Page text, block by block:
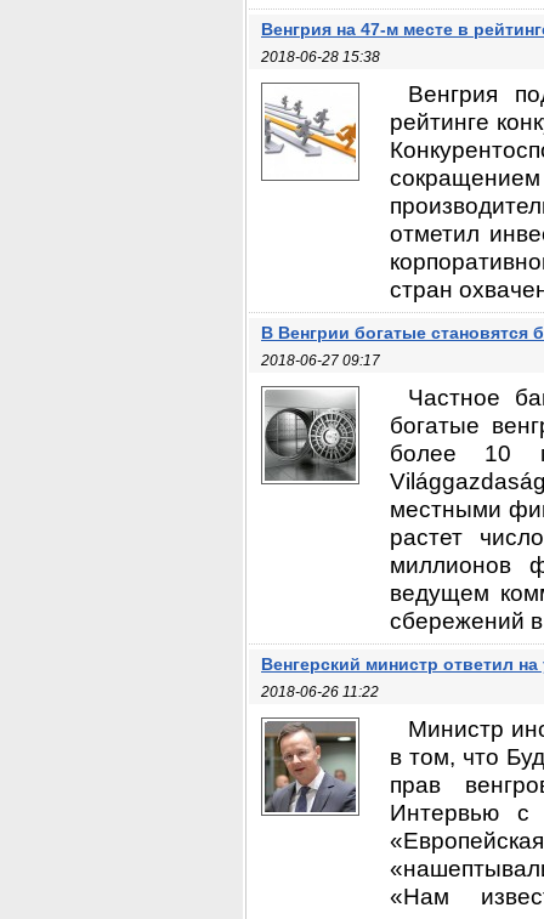
Венгрия на 47-м месте в
2018-06-28 15:38
Венгрия
рейтинге
отметил
стран
В Венгрии богатые становятся
2018-06-27 09:17
Частное
богатые
более 10
местными
растет
миллионов
ведущем
сбережений
Венгерский министр ответил
2018-06-26 11:22
Министр
в том, что
прав
Интервью с
«Нам